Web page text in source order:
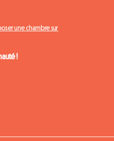
une chambre sur
!